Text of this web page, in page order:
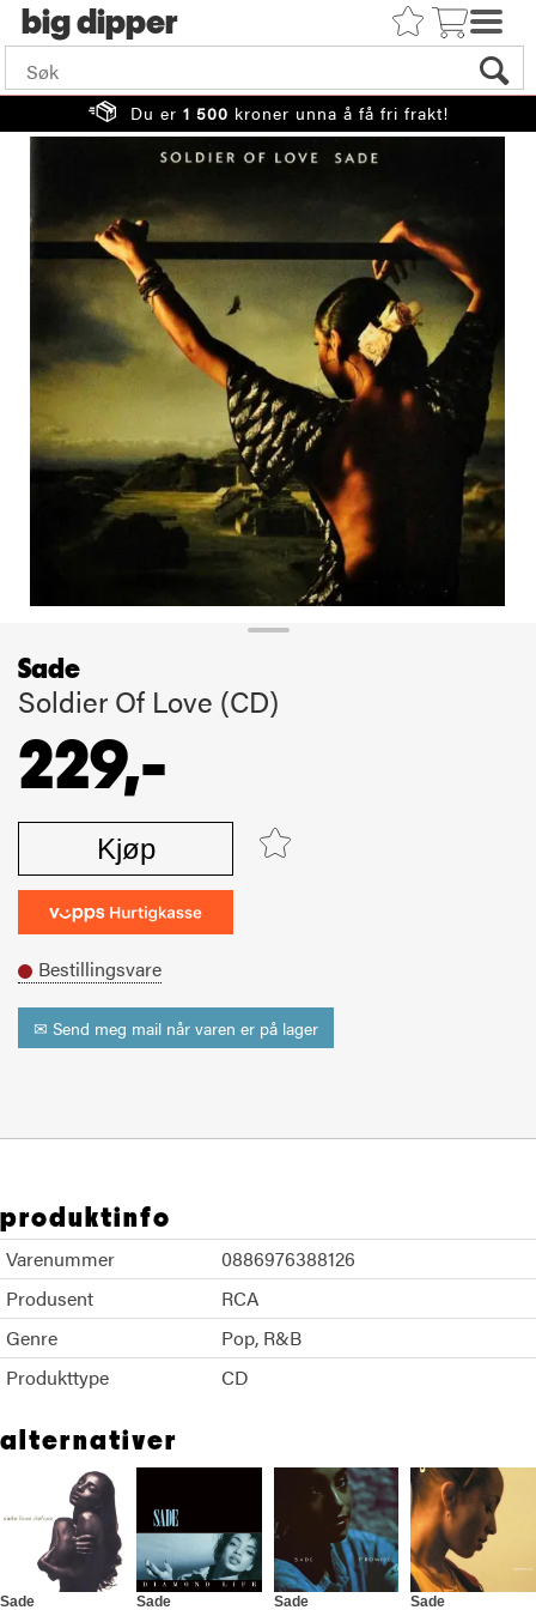
big
Du er 1 500 kroner unna å få fri frakt!
Sade
Soldier Of Love (CD)
229,-
Kjøp
Bestillingsvare
✉ Send meg mail når varen er på lager
produktinfo
Varenummer
0886976388126
Produsent
RCA
Genre
Pop R&B
Produkttype
CD
alternativer
Sade Sade Sade Sade